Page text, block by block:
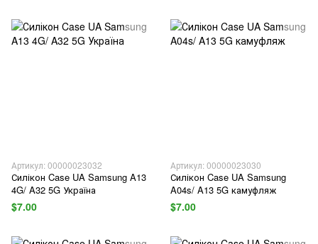
Артикул: 00000023032
Силікон Case UA Samsung A13
4G/ A32 5G Україна
$7.00
Артикул: 00000023030
Силікон Case UA Samsung
A04s/ A13 5G камуфляж
$7.00